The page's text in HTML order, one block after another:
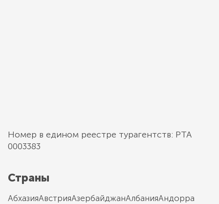
Номер в едином реестре турагентств: РТА
0003383
Страны
АбхазияАвстрияАзербайджанАлбанияАндорра